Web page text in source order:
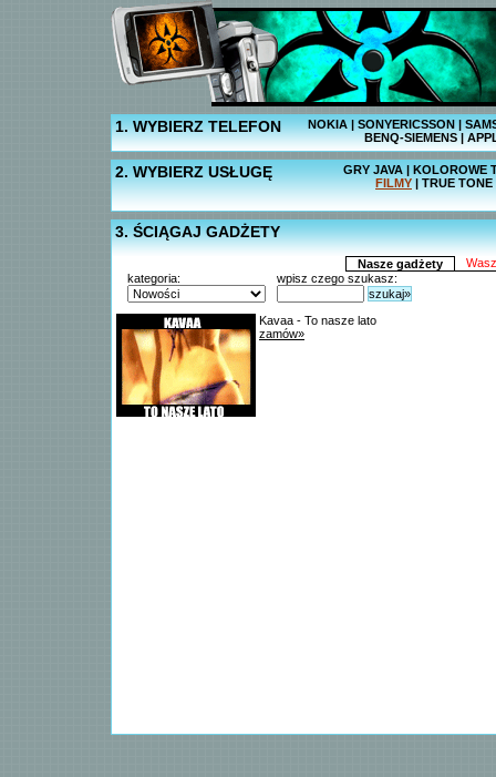
1. WYBIERZ TELEFON NOKIA|SONYERICSSON|
BENQ-SIEMENS|
2. WYBIERZ USŁUGĘ GRY JAVA | KOLOROWE
FILMY|TRUE TONE
3. ŚCIĄGAJ GADŻETY
Nasze gadżety
kategoria:
wpisz czego szukasz:
szukaj»
Kavaa - To nasze lato
zamów»